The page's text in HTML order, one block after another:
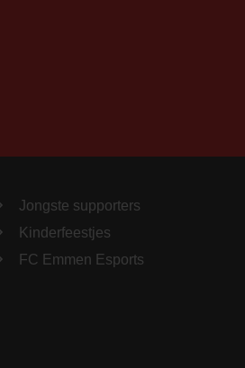
Jongste supporters
Kinderfeestjes
FC Emmen Esports